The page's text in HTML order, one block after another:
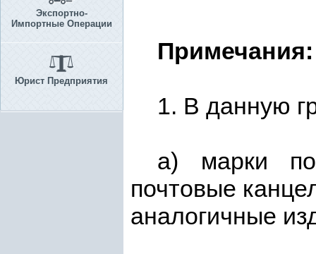
Экспортно-
Импортные Операции
Юрист Предприятия
Примечания:
1. В данную
а) марки
почтовые
аналогичные